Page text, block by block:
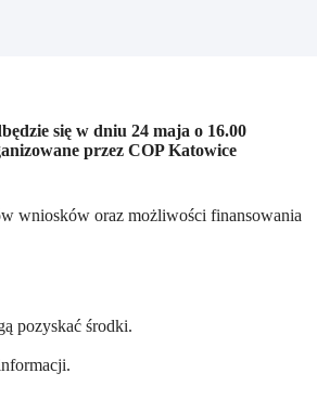
się w dniu 24 maja o 16.00
przez COP Katowice
wniosków oraz możliwości finansowania
pozyskać środki.